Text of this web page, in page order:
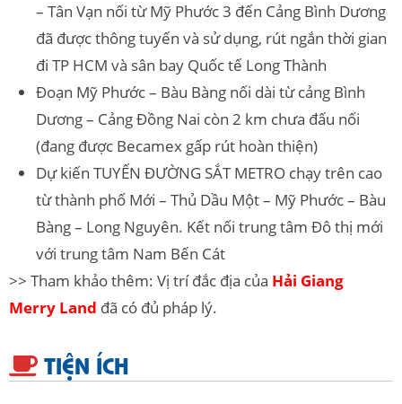
– Tân Vạn nối từ Mỹ Phước 3 đến Cảng Bình Dương
đã được thông tuyến và sử dụng, rút ngắn thời gian
đi TP HCM và sân bay Quốc tế Long Thành
Đoạn Mỹ Phước – Bàu Bàng nối dài từ cảng Bình
Dương – Cảng Đồng Nai còn 2 km chưa đấu nối
(đang được Becamex gấp rút hoàn thiện)
Dự kiến TUYẾN ĐƯỜNG SẮT METRO chạy trên cao
từ thành phố Mới – Thủ Dầu Một – Mỹ Phước – Bàu
Bàng – Long Nguyên. Kết nối trung tâm Đô thị mới
với trung tâm Nam Bến Cát
>> Tham khảo thêm: Vị trí đắc địa của Hải Giang
Merry Land đã có đủ pháp lý.
TIỆN ÍCH